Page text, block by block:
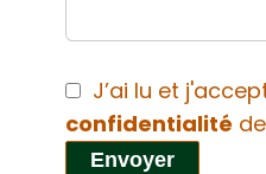
J’ai lu et
confidentialité
Envoyer